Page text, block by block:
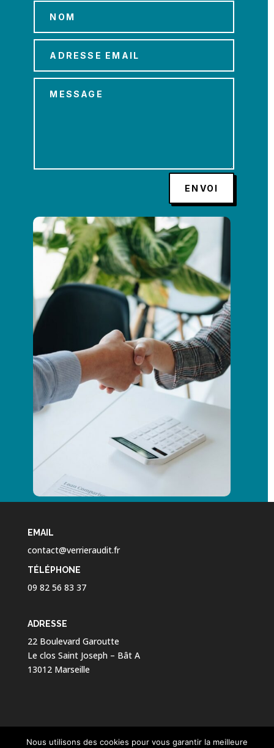
ENVOI
EMAIL
contact@verrieraudit.fr
TÉLÉPHONE
09 82 56 83 37
ADRESSE
22 Boulevard Garoutte
Le clos Saint Joseph – Bât A
13012 Marseille
Nous utilisons des cookies pour vous garantir la meilleure